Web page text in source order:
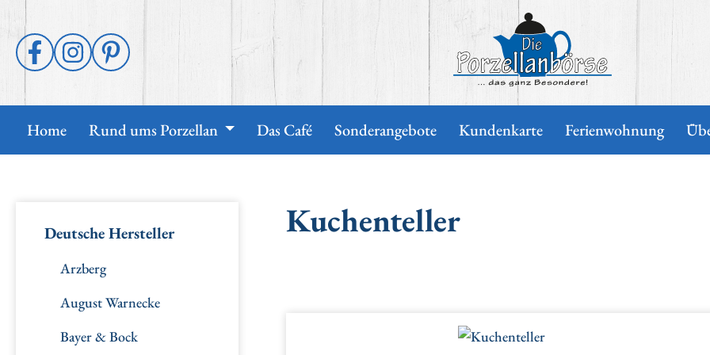
Zur Hauptnavigation springen
Home Rund ums Porzellan Das Café Sonderangebote Kundenkarte Ferienwohnung
Deutsche Hersteller
Arzberg
August Warnecke
Bayer & Bock
Kuchenteller